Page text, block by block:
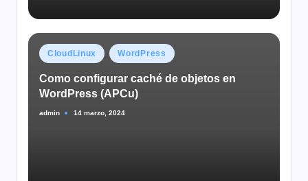
Publicado
CloudLinux WordPress
Como configurar caché de objetos en
WordPress (APCu)
Publicado
admin 14 marzo, 2024